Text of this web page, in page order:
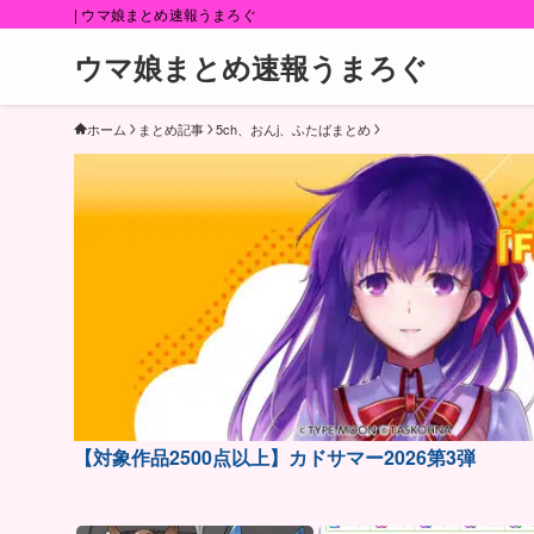
| ウマ娘まとめ速報うまろぐ
ウマ娘まとめ速報うまろぐ
ホーム まとめ記事 5ch、おんj、ふたばまとめ
【対象作品2500点以上】カドサマー2026第3弾